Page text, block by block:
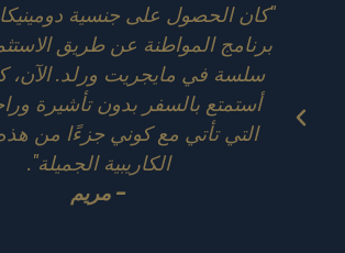
"كان الحصول على جنسية
برنامج المواطنة عن طريق
سلسة في مايجريت ورلد. الآن،
أستمتع بالسفر بدون تأشيرة
التي تأتي مع كوني جزءًا من
الكاريبية الجميلة".
- مريم